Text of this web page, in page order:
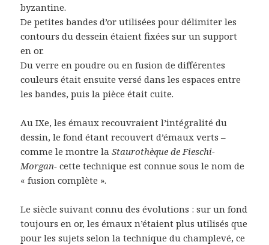
byzantine.
De petites bandes d’or utilisées pour délimiter les
contours du dessein étaient fixées sur un support
en or.
Du verre en poudre ou en fusion de différentes
couleurs était ensuite versé dans les espaces entre
les bandes, puis la pièce était cuite.
Au IXe, les émaux recouvraient l’intégralité du
dessin, le fond étant recouvert d’émaux verts –
comme le montre laStaurothèque de Fieschi-
Morgan-cette technique est connue sous le nom de
« fusion complète ».
Le siècle suivant connu des évolutions : sur un fond
toujours en or, les émaux n’étaient plus utilisés que
pour les sujets selon la technique du champlevé, ce